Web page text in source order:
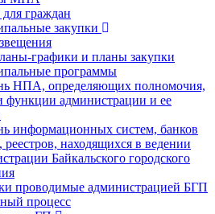
граждан
закупки
графики и планы закупки
программы
НПА, определяющих полномочия,
функции администрации и ее
информационных систем, банков
реестров, находящихся в ведении
Байкальского городского
проводимые администрацией БГП
процесс